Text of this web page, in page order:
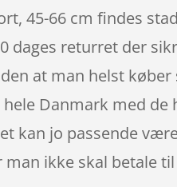
45-66 cm findes
dages returret der
at man helst køber
Danmark med de
kan jo passende
man ikke skal betale